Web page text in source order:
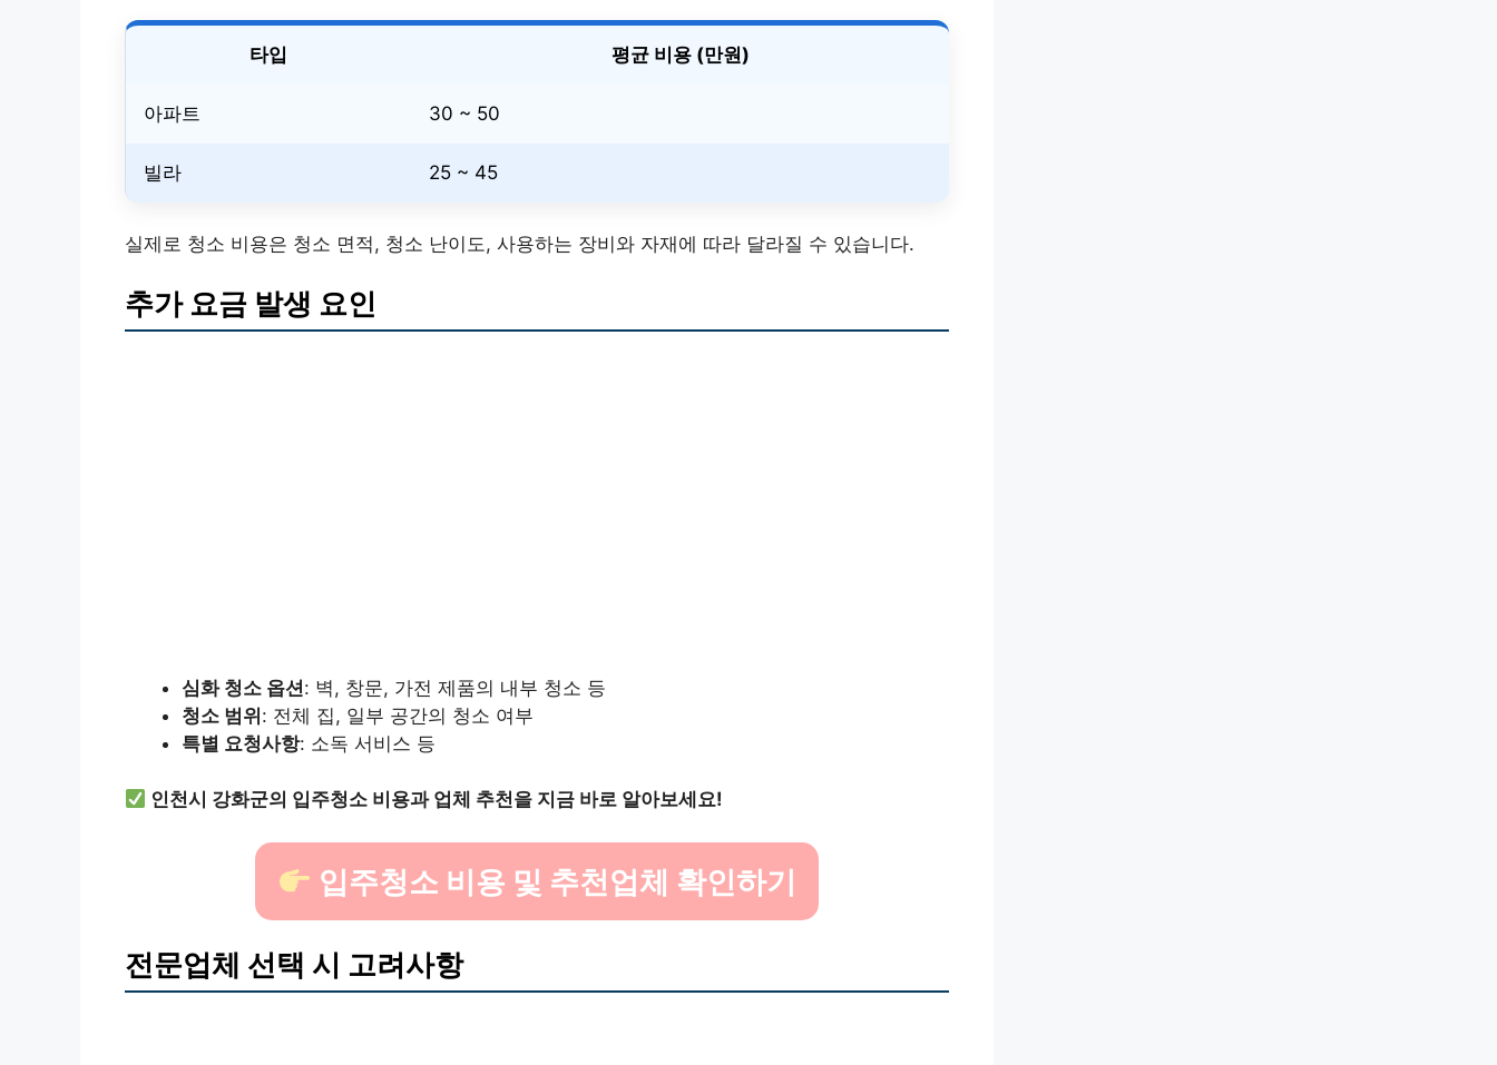
타입 평균 비용 (만원)
아파트 30 ~ 50
빌라 25 ~ 45
실제로 청소 비용은 청소 면적, 청소 난이도, 사용하는 장비와 자재에 따라 달라질 수 있습니다.
추가 요금 발생 요인
심화 청소 옵션: 벽, 창문, 가전 제품의 내부 청소 등
청소 범위: 전체 집, 일부 공간의 청소 여부
특별 요청사항: 소독 서비스 등
인천시 강화군의 입주청소 비용과 업체 추천을 지금 바로 알아보세요!
입주청소 비용 및 추천업체 확인하기
전문업체 선택 시 고려사항